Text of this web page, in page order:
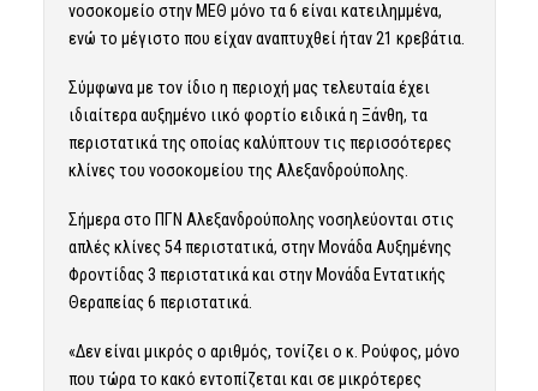
νοσοκομείο στην ΜΕΘ μόνο τα 6 είναι κατειλημμένα,
ενώ το μέγιστο που είχαν αναπτυχθεί ήταν 21 κρεβάτια.
Σύμφωνα με τον ίδιο η περιοχή μας τελευταία έχει
ιδιαίτερα αυξημένο ιικό φορτίο ειδικά η Ξάνθη, τα
περιστατικά της οποίας καλύπτουν τις περισσότερες
κλίνες του νοσοκομείου της Αλεξανδρούπολης.
Σήμερα στο ΠΓΝ Αλεξανδρούπολης νοσηλεύονται στις
απλές κλίνες 54 περιστατικά, στην Μονάδα Αυξημένης
Φροντίδας 3 περιστατικά και στην Μονάδα Εντατικής
Θεραπείας 6 περιστατικά.
«Δεν είναι μικρός ο αριθμός, τονίζει ο κ. Ρούφος, μόνο
που τώρα το κακό εντοπίζεται και σε μικρότερες